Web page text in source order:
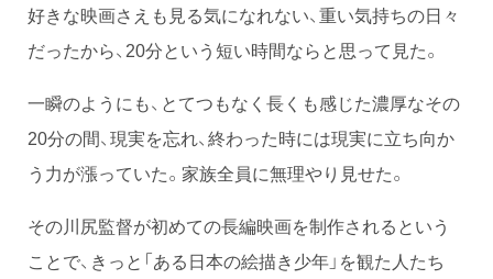
好きな映画さえも見る気になれない、重い気持ちの日々
だったから、20分という短い時間ならと思って見た。
一瞬のようにも、とてつもなく長くも感じた濃厚なその
20分の間、現実を忘れ、終わった時には現実に立ち向か
う力が漲っていた。家族全員に無理やり見せた。
その川尻監督が初めての長編映画を制作されるという
ことで、きっと「ある日本の絵描き少年」を観た人たち